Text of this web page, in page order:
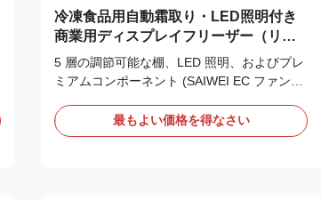
冷凍食品用自動霜取り・LED照明付き
商業用ディスプレイフリーザー（リモ
ートタイプ）
5 層の調節可能な棚、LED 照明、およびプレ
ミアムコンポーネント (SAIWEI EC ファン、
備えた業務用アップライトリモート冷凍ディ
スプレイ冷凍庫。三重ガラス防曇ガラスド
最もよい価格を得なさい